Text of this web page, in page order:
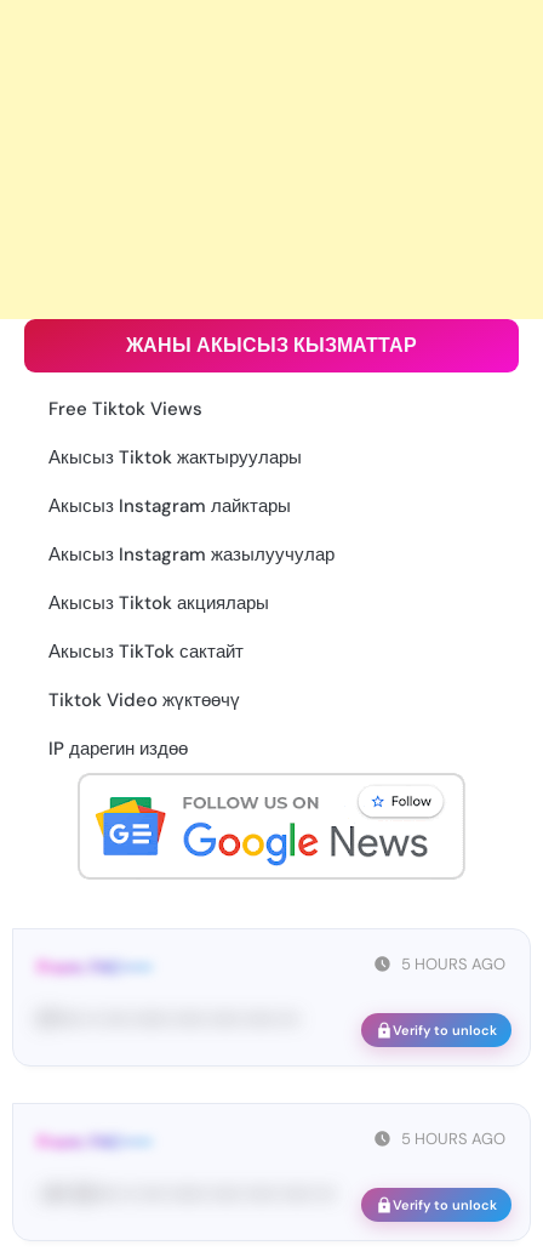
ЖАНЫ АКЫСЫЗ КЫЗМАТТАР
Free Tiktok Views
Акысыз Tiktok жактыруулары
Акысыз Instagram лайктары
Акысыз Instagram жазылуучулар
Акысыз Tiktok акциялары
Акысыз TikTok сактайт
Tiktok Video жүктөөчү
IP дарегин издөө
5 HOURS AGO
From: FAC•••••
Verify to unlock
5 HOURS AGO
From: FAC•••••
Verify to unlock